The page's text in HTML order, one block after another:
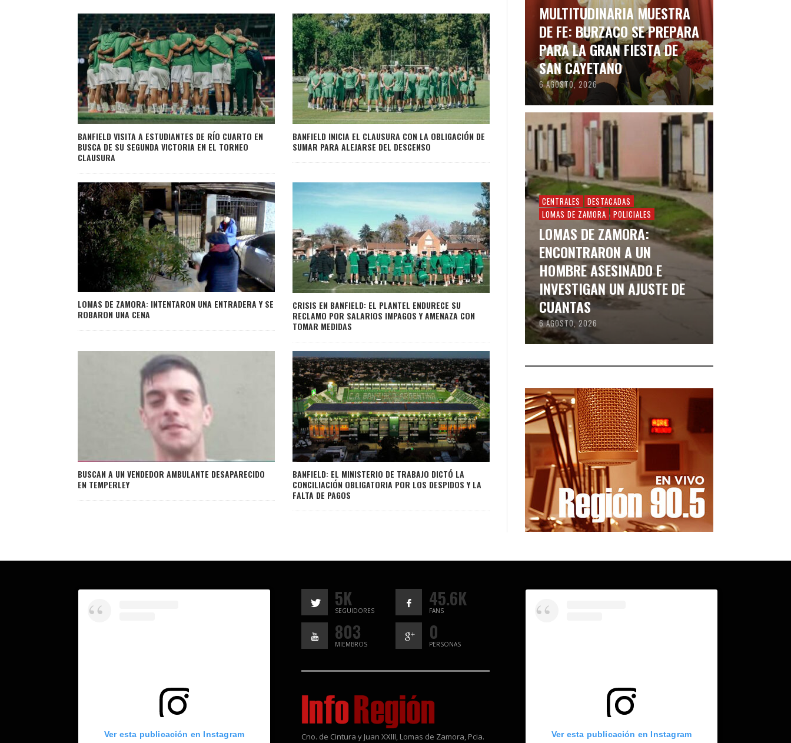
BANFIELD VISITA A ESTUDIANTES DE RÍO CUARTO EN
BUSCA DE SU SEGUNDA VICTORIA EN EL TORNEO
CLAUSURA
BANFIELD INICIA EL CLAUSURA CON LA OBLIGACIÓN DE
SUMAR PARA ALEJARSE DEL DESCENSO
LOMAS DE ZAMORA: INTENTARON UNA ENTRADERA Y SE
ROBARON UNA CENA
CRISIS EN BANFIELD: EL PLANTEL ENDURECE SU
RECLAMO POR SALARIOS IMPAGOS Y AMENAZA CON
TOMAR MEDIDAS
BUSCAN A UN VENDEDOR AMBULANTE DESAPARECIDO
EN TEMPERLEY
BANFIELD: EL MINISTERIO DE TRABAJO DICTÓ LA
CONCILIACIÓN OBLIGATORIA POR LOS DESPIDOS Y LA
FALTA DE PAGOS
MULTITUDINARIA MUESTRA
DE FE: BURZACO SE PREPARA
PARA LA GRAN FIESTA DE
SAN CAYETANO
6 AGOSTO, 2026
CENTRALES
DESTACADAS
LOMAS DE ZAMORA
POLICIALES
LOMAS DE ZAMORA:
ENCONTRARON A UN
HOMBRE ASESINADO E
INVESTIGAN UN AJUSTE DE
CUANTAS
6 AGOSTO, 2026
Ver esta publicación en Instagram
5K
SEGUIDORES
45.6K
FANS
803
MIEMBROS
0
PERSONAS
Cno. de Cintura y Juan XXIII, Lomas de Zamora, Pcia. Ver esta publicación en Instagram